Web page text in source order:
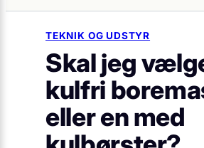
TEKNIK OG UDSTYR
Skal jeg
kulfri
eller en med